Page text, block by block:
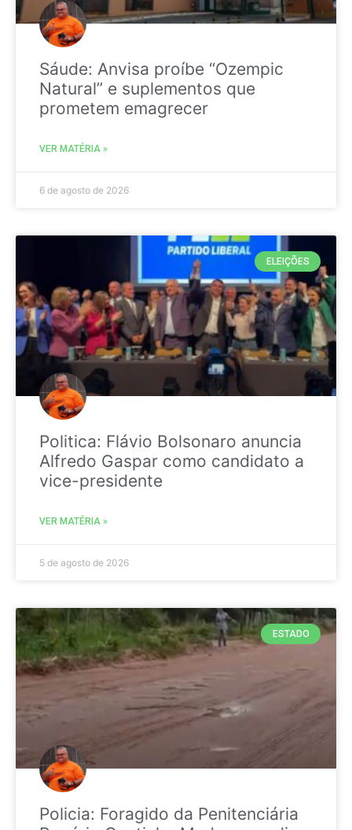
Sáude: Anvisa proíbe “Ozempic
Natural” e suplementos que
prometem emagrecer
VER MATÉRIA »
6 de agosto de 2026
ELEIÇÕES
Politica: Flávio Bolsonaro anuncia
Alfredo Gaspar como candidato a
vice-presidente
VER MATÉRIA »
5 de agosto de 2026
ESTADO
Policia: Foragido da Penitenciária